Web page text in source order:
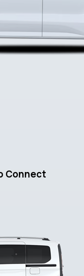
Connect